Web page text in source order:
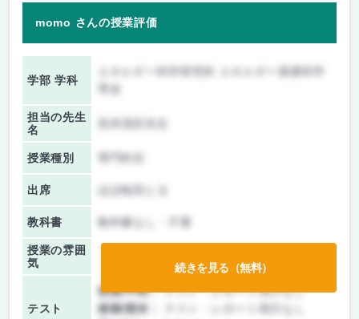
momo さんの授業評価
学部 学科
担当の先生
名
授業種別
出席 ほぼ毎回とる
教科書 教科書なし・不要
授業の雰囲
気
テスト
前期/中間：テスト・レポート両方なし
後期/期末：
続きを見る（無料）